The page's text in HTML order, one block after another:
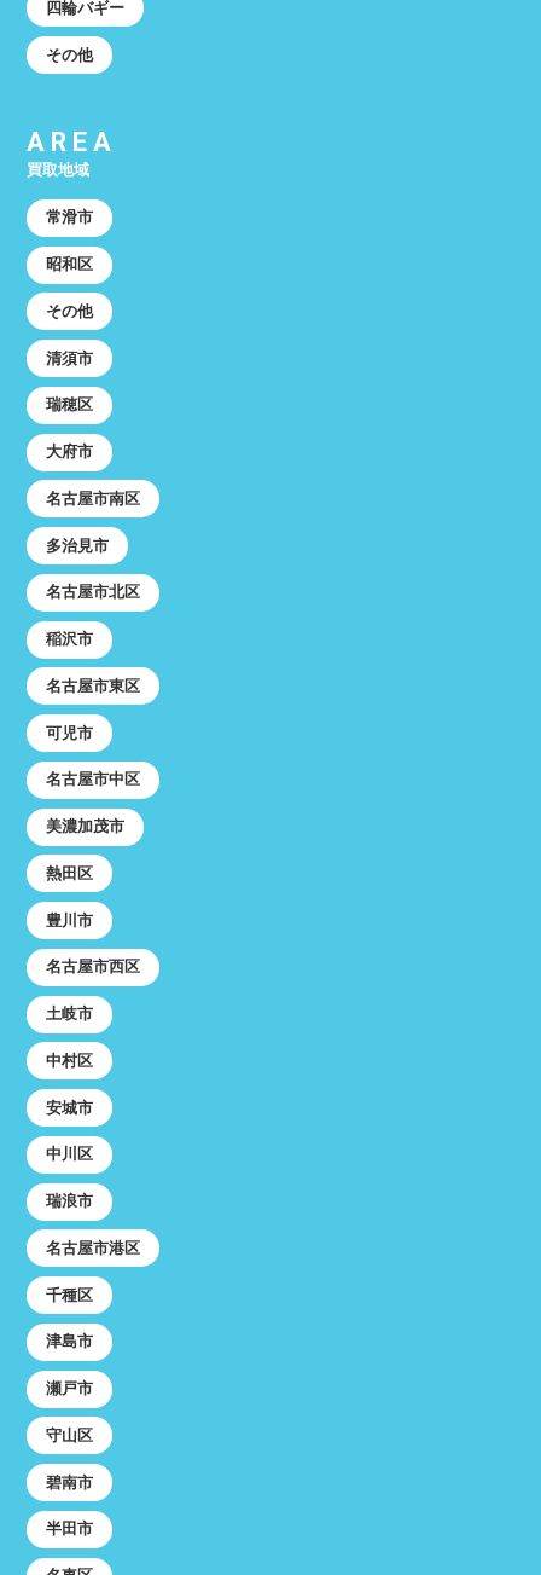
四輪バギー
その他
AREA
買取地域
常滑市
昭和区
その他
清須市
瑞穂区
大府市
名古屋市南区
多治見市
名古屋市北区
稲沢市
名古屋市東区
可児市
名古屋市中区
美濃加茂市
熱田区
豊川市
名古屋市西区
土岐市
中村区
安城市
中川区
瑞浪市
名古屋市港区
千種区
津島市
瀬戸市
守山区
碧南市
半田市